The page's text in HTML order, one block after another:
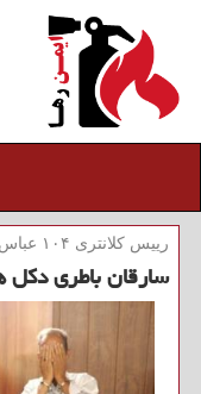
رییس كلانتری ۱۰۴ عباس آباد:
سارقان باطری